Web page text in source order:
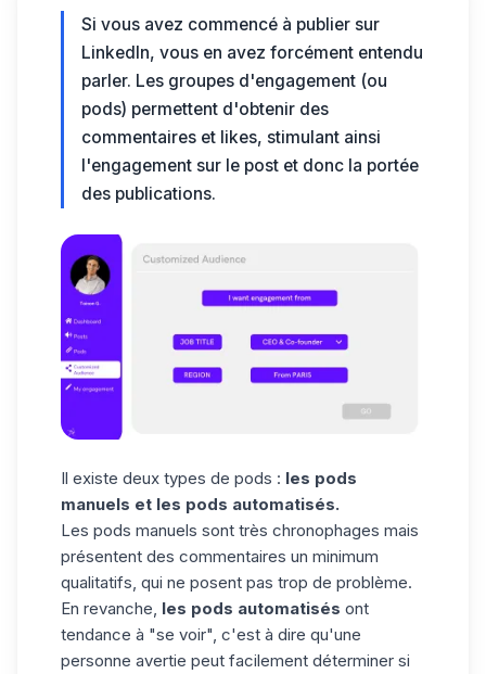
Si vous avez commencé à publier sur
LinkedIn, vous en avez forcément entendu
parler. Les groupes d'engagement (ou
pods) permettent d'obtenir des
commentaires et likes, stimulant ainsi
l'engagement sur le post et donc la portée
des publications.
Il existe deux types de pods : les pods
manuels et les pods automatisés.
Les pods manuels sont très chronophages mais
présentent des commentaires un minimum
qualitatifs, qui ne posent pas trop de problème.
En revanche, les pods automatisés ont
tendance à "se voir", c'est à dire qu'une
personne avertie peut facilement déterminer si